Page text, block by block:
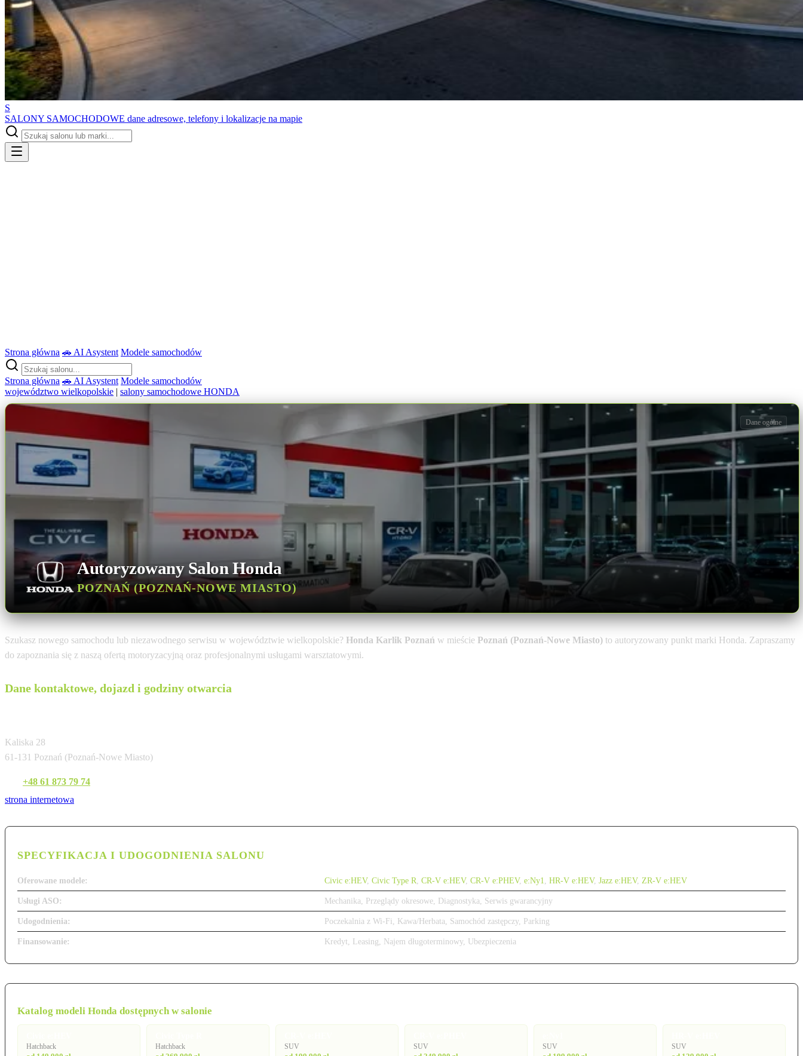
S
SALONY SAMOCHODOWE dane adresowe, telefony i lokalizacje na mapie
Strona główna 🚗 AI Asystent Modele samochodów
Strona główna 🚗 AI Asystent Modele samochodów
województwo wielkopolskie | salony samochodowe HONDA
Autoryzowany Salon Honda
POZNAŃ (POZNAŃ-NOWE MIASTO)
Dane ogólne
Szukasz nowego samochodu lub niezawodnego serwisu w województwie wielkopolskie? Honda Karlik Poznań w mieście Poznań (Poznań-Nowe Miasto) to autoryzowany punkt marki Honda. Zapraszamy
do zapoznania się z naszą ofertą motoryzacyjną oraz profesjonalnymi usługami warsztatowymi.
Dane kontaktowe, dojazd i godziny otwarcia
Kaliska 28
61-131 Poznań (Poznań-Nowe Miasto)
+48 61 873 79 74
strona internetowa
SPECYFIKACJA I UDOGODNIENIA SALONU
Oferowane modele: Civic e:HEV, Civic Type R CR-V e:HEV, CR-V e:PHEV, e:Ny1 HR-V e:HEV, Jazz e:HEV, ZR-V e:HEV
Usługi ASO: Mechanika, Przeglądy okresowe, Diagnostyka, Serwis gwarancyjny
Udogodnienia: Poczekalnia z Wi-Fi, Kawa/Herbata, Samochód zastępczy, Parking
Finansowanie: Kredyt, Leasing, Najem długoterminowy, Ubezpieczenia
Katalog modeli Honda dostępnych w salonie
Hatchback Hatchback SUV SUV SUV SUV